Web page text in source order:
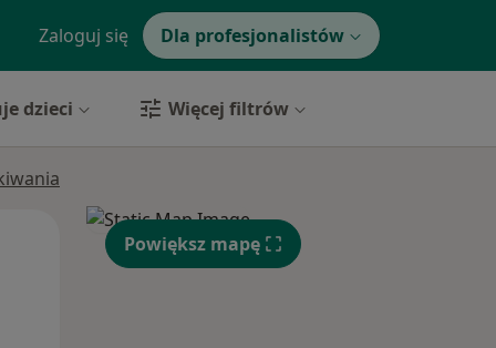
Zaloguj się Dla profesjonalistów
dzieci Więcej filtrów
Czw, Pt,
Powiększ mapę